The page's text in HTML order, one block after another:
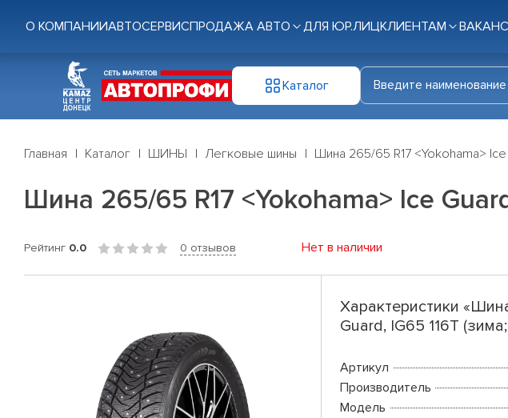
О КОМПАНИИАВТОСЕРВИСПРОДАЖА АВТО ДЛЯ ЮР.ЛИЦКЛИЕНТАМ
Каталог
Главная Каталог ШИНЫ Легковые шины Шина 265/65 R17 <Yokohama> Ice
Шина 265/65 R17 <Yokohama> Ice
Рейтинг 0.0 0 отзывов Нет в наличии
Характеристики
Guard, IG65 116T
Артикул
Производитель
Модель